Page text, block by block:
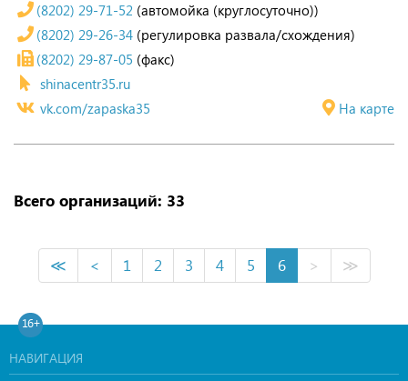
На карте
(8202) 29-71-52 (автомойка (круглосуточно))
(8202) 29-26-34 (регулировка развала/схождения)
(8202) 29-87-05 (факс)
shinacentr35.ru
vk.com/zapaska35
Всего организаций: 33
≪ < 1 2 3 4 5 6 > ≫
16+
НАВИГАЦИЯ